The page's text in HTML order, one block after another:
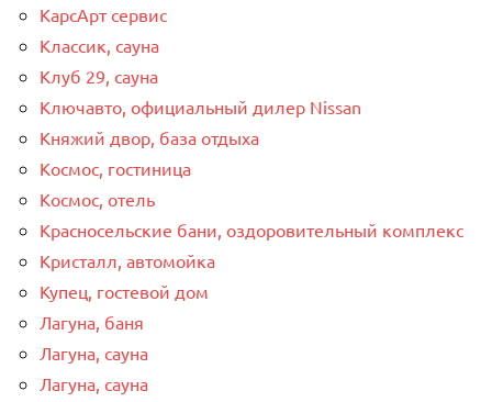
КарсАрт сервис
Классик, сауна
Клуб 29, сауна
Ключавто, официальный дилер Nissan
Княжий двор, база отдыха
Космос, гостиница
Космос, отель
Красносельские бани, оздоровительный комплекс
Кристалл, автомойка
Купец, гостевой дом
Лагуна, баня
Лагуна, сауна
Лагуна, сауна